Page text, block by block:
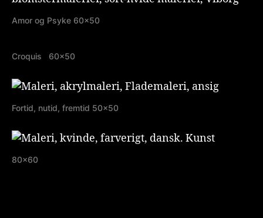
Amor og Psyke 60×50
Croquis 60×50
Fortid, nutid, fremtid 50×50
80×60